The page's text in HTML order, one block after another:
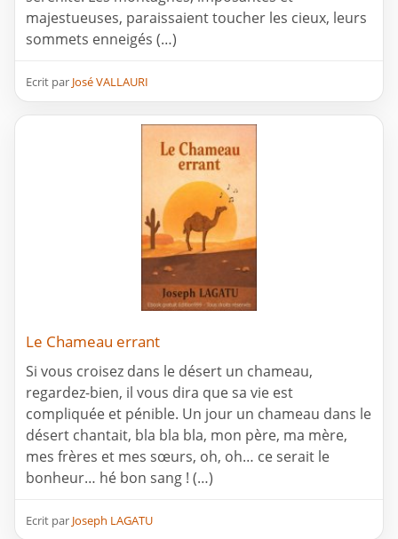
majestueuses, paraissaient toucher les cieux, leurs
sommets enneigés (…)
Ecrit par José VALLAURI
Le Chameau errant
Si vous croisez dans le désert un chameau,
regardez-bien, il vous dira que sa vie est
compliquée et pénible. Un jour un chameau dans le
désert chantait, bla bla bla, mon père, ma mère,
mes frères et mes sœurs, oh, oh… ce serait le
bonheur… hé bon sang ! (…)
Ecrit par Joseph LAGATU